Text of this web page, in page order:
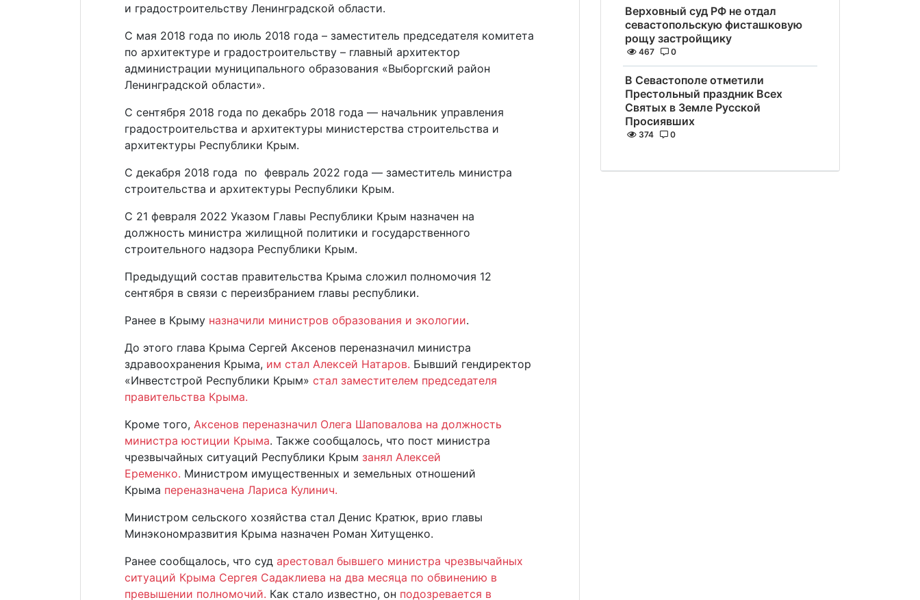
и градостроительству Ленинградской области.
С мая 2018 года по июль 2018 года – заместитель председателя комитета
по архитектуре и градостроительству – главный архитектор
администрации муниципального образования «Выборгский район
Ленинградской области».
С сентября 2018 года по декабрь 2018 года — начальник управления
градостроительства и архитектуры министерства строительства и
архитектуры Республики Крым.
С декабря 2018 года по февраль 2022 года — заместитель министра
строительства и архитектуры Республики Крым.
С 21 февраля 2022 Указом Главы Республики Крым назначен на
должность министра жилищной политики и государственного
строительного надзора Республики Крым.
Предыдущий состав правительства Крыма сложил полномочия 12
сентября в связи с переизбранием главы республики.
Ранее в Крыму назначили министров образования и экологии.
До этого глава Крыма Сергей Аксенов переназначил министра
здравоохранения Крыма, им стал Алексей Натаров. Бывший гендиректор
«Инвестстрой Республики Крым» стал заместителем председателя
правительства Крыма.
Кроме того, Аксенов переназначил Олега Шаповалова на должность
министра юстиции Крыма. Также сообщалось, что пост министра
чрезвычайных ситуаций Республики Крым занял Алексей
Еременко. Министром имущественных и земельных отношений
Крыма переназначена Лариса Кулинич.
Министром сельского хозяйства стал Денис Кратюк, врио главы
Минэкономразвития Крыма назначен Роман Хитущенко.
Ранее сообщалось, что суд арестовал бывшего министра чрезвычайных
ситуаций Крыма Сергея Садаклиева на два месяца по обвинению в
превышении полномочий. Как стало известно, он подозревается в
Верховный суд РФ не отдал
севастопольскую фисташковую
рощу застройщику
467 0
В Севастополе отметили
Престольный праздник Всех
Святых в Земле Русской
Просиявших
374 0